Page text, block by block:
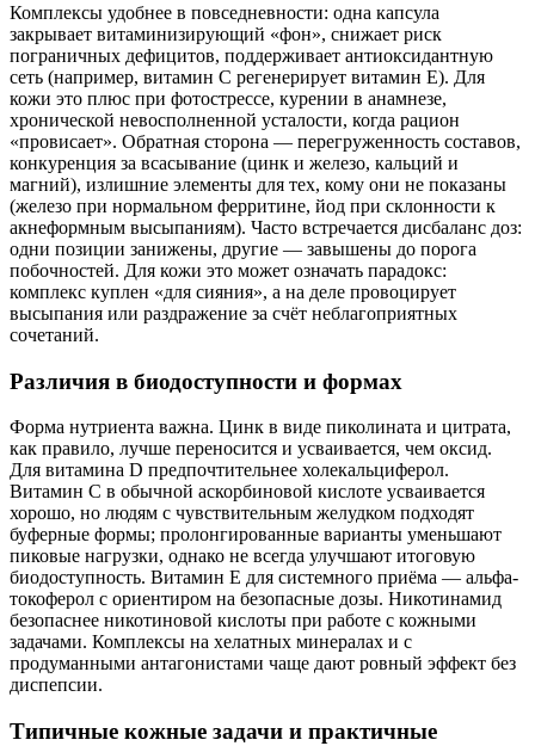
Комплексы удобнее в повседневности: одна капсула
закрывает витаминизирующий «фон», снижает риск
пограничных дефицитов, поддерживает антиоксидантную
сеть (например, витамин С регенерирует витамин Е). Для
кожи это плюс при фотострессе, курении в анамнезе,
хронической невосполненной усталости, когда рацион
«провисает». Обратная сторона — перегруженность составов,
конкуренция за всасывание (цинк и железо, кальций и
магний), излишние элементы для тех, кому они не показаны
(железо при нормальном ферритине, йод при склонности к
акнеформным высыпаниям). Часто встречается дисбаланс доз:
одни позиции занижены, другие — завышены до порога
побочностей. Для кожи это может означать парадокс:
комплекс куплен «для сияния», а на деле провоцирует
высыпания или раздражение за счёт неблагоприятных
сочетаний.
Различия в биодоступности и формах
Форма нутриента важна. Цинк в виде пиколината и цитрата,
как правило, лучше переносится и усваивается, чем оксид.
Для витамина D предпочтительнее холекальциферол.
Витамин С в обычной аскорбиновой кислоте усваивается
хорошо, но людям с чувствительным желудком подходят
буферные формы; пролонгированные варианты уменьшают
пиковые нагрузки, однако не всегда улучшают итоговую
биодоступность. Витамин Е для системного приёма — альфа-
токоферол с ориентиром на безопасные дозы. Никотинамид
безопаснее никотиновой кислоты при работе с кожными
задачами. Комплексы на хелатных минералах и с
продуманными антагонистами чаще дают ровный эффект без
диспепсии.
Типичные кожные задачи и практичные